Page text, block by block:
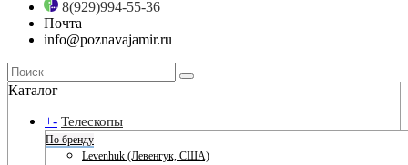
8(929)994-55-36
Почта
info@poznavajamir.ru
Каталог
+- Телескопы
По бренду
Levenhuk (Левенгук, США)